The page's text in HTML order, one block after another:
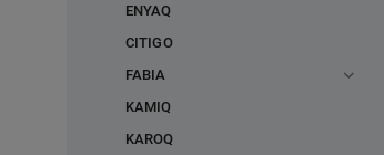
ENYAQ
CITIGO
FABIA
KAMIQ
KAROQ